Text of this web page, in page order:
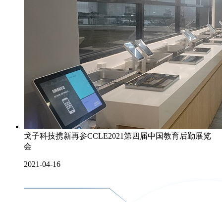
戈子科技携新再参CCLE2021第四届中国教育后勤展览
会
2021-04-16